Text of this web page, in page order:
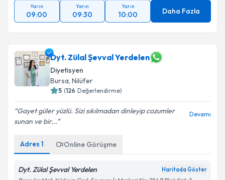
Yarın
09:00
Yarın
09:30
Yarın
10:00 Daha Fazla
Dyt. Zülal Şevval Yerdelen
Diyetisyen
Bursa, Nilüfer
5 (126 Değerlendirme)
Gayet güler yüzlü. Sizi sıkılmadan dinleyip cozumler
sunan ve bir...
Devamı
Adres 1 Online Görüşme
Dyt. Zülal Şevval Yerdelen Haritada Göster